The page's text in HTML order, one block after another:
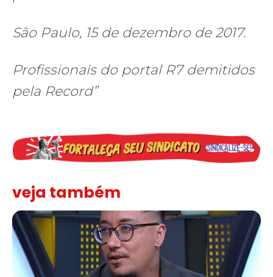
São Paulo, 15 de dezembro de 2017.
Profissionais do portal R7 demitidos
pela Record”
veja também
Solidariedade ao jornalista Caê Vasconcelos e repúdio aos